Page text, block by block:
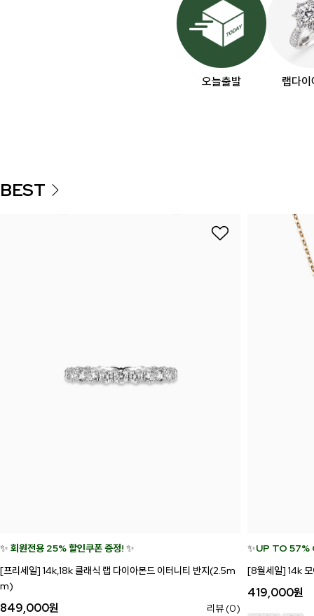
오늘출발 랩다
BEST
✨ 회원전용 25% 할인쿠폰 증정! ✨
[프리세일] 14k,18k 클래식 랩 다이아몬드 이터니티 반지(2.5m
m)
849,000원 리뷰 (0)
✨UP TO 57%
[8월세일] 14k 모
419,000원